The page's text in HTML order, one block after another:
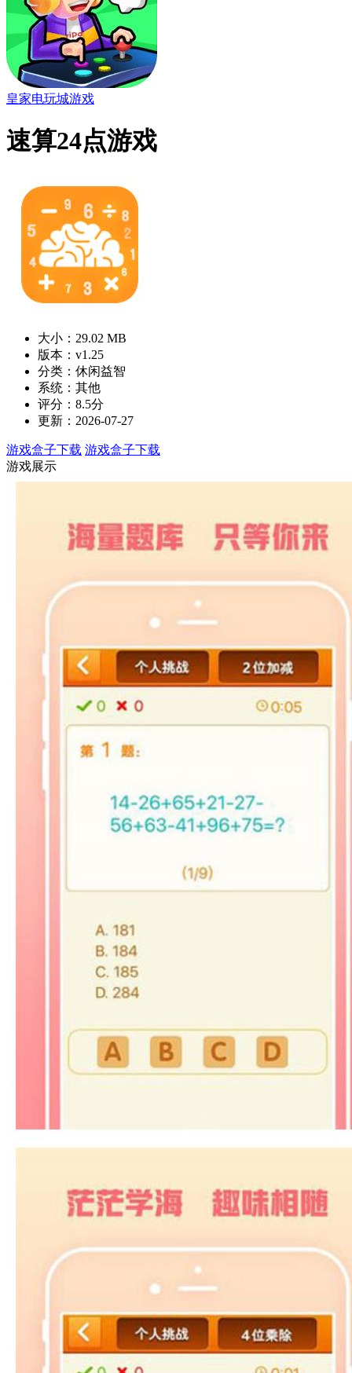
皇家电玩城游戏
速算24点游戏
大小：29.02 MB
版本：v1.25
分类：休闲益智
系统：其他
评分：8.5分
更新：2026-07-27
游戏盒子下载 游戏盒子下载
游戏展示